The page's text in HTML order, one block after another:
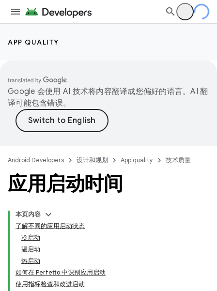
APP QUALITY
Google 会使用 AI 技术将内容翻译成您偏好的语言。AI 翻
译可能包含错误。
Android Developers 设计和规划 App quality 技术质量
应用启动时间
本页内容
了解不同的应用启动状态
冷启动
温启动
热启动
如何在 Perfetto 中识别应用启动
使用指标检查和改进启动